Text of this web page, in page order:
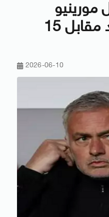
مورينيو
لتدريب ريال مدريد مقابل 15
2026-06-10